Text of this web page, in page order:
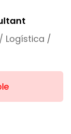
Logística /